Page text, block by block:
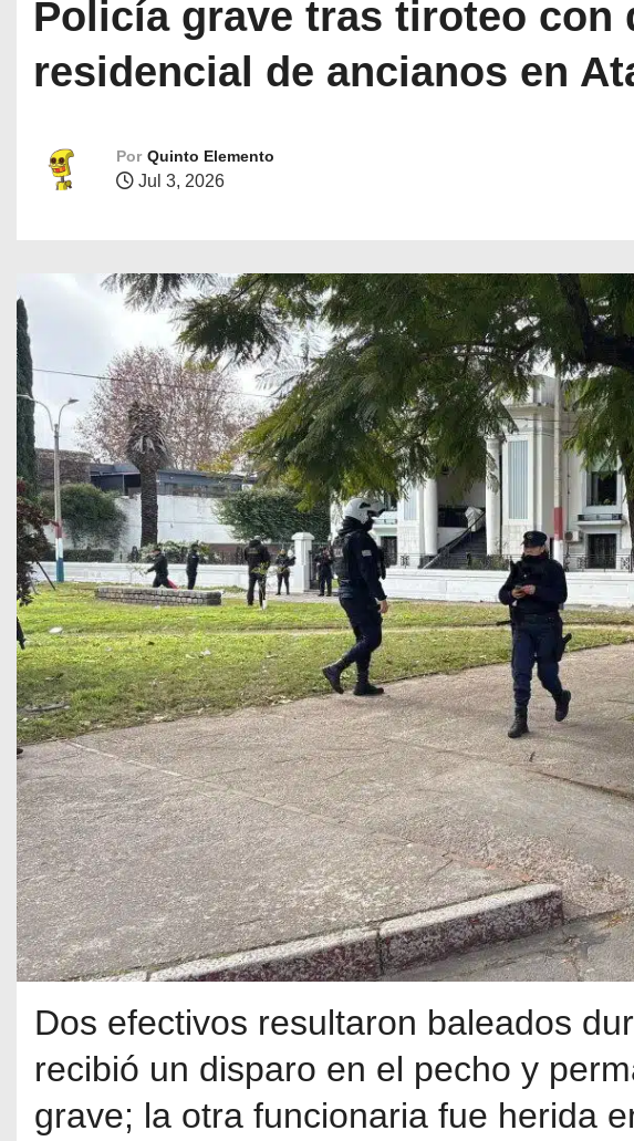
Policía grave tras tiroteo con
residencial de ancianos en
Por Quinto Elemento
Jul 3, 2026
Dos efectivos resultaron baleados
recibió un disparo en el pecho y
grave; la otra funcionaria fue herida